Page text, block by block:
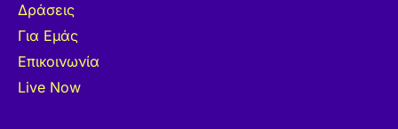
Δράσεις
Για Εμάς
Επικοινωνία
Live Now